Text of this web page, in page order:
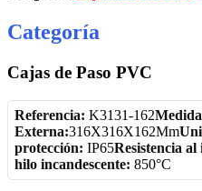
Categoría
Cajas de Paso PVC
Referencia: K3131-162Medida
Externa:316X316X162Mm
protección: IP65Resistencia al
hilo incandescente: 850°C